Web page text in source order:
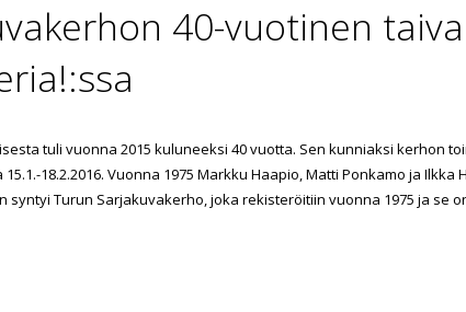
40-vuotinen
tuli vuonna 2015 kuluneeksi 40 vuotta. Sen kunniaksi kerhon
18.2.2016. Vuonna 1975 Markku Haapio, Matti Ponkamo ja
syntyi Turun Sarjakuvakerho, joka rekisteröitiin vuonna 1975 ja se